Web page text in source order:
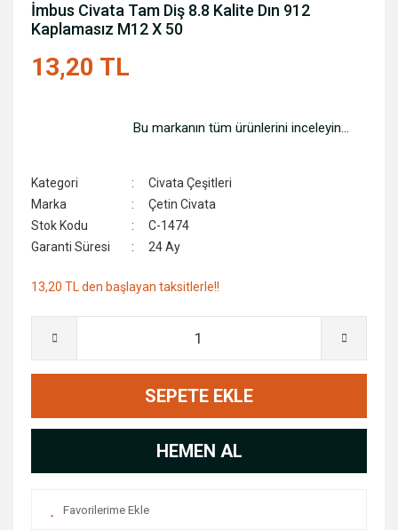
İmbus Civata Tam Diş 8.8 Kalite Dın 912
Kaplamasız M12 X 50
13,20 TL
Bu markanın tüm ürünlerini inceleyin...
Kategori
Civata Çeşitleri
Marka
Çetin Civata
Stok Kodu
C-1474
Garanti Süresi
24 Ay
13,20 TL den başlayan taksitlerle!!
SEPETE EKLE
HEMEN AL